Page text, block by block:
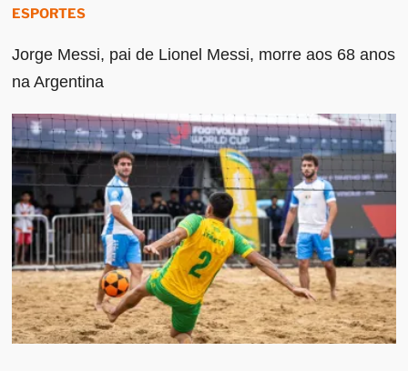
ESPORTES
Jorge Messi, pai de Lionel Messi, morre aos 68 anos
na Argentina